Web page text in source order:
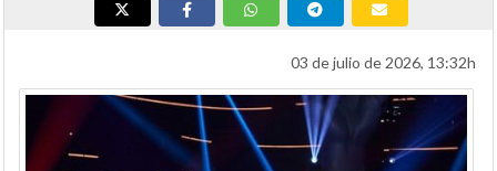
03 de julio de 2026, 13:32h